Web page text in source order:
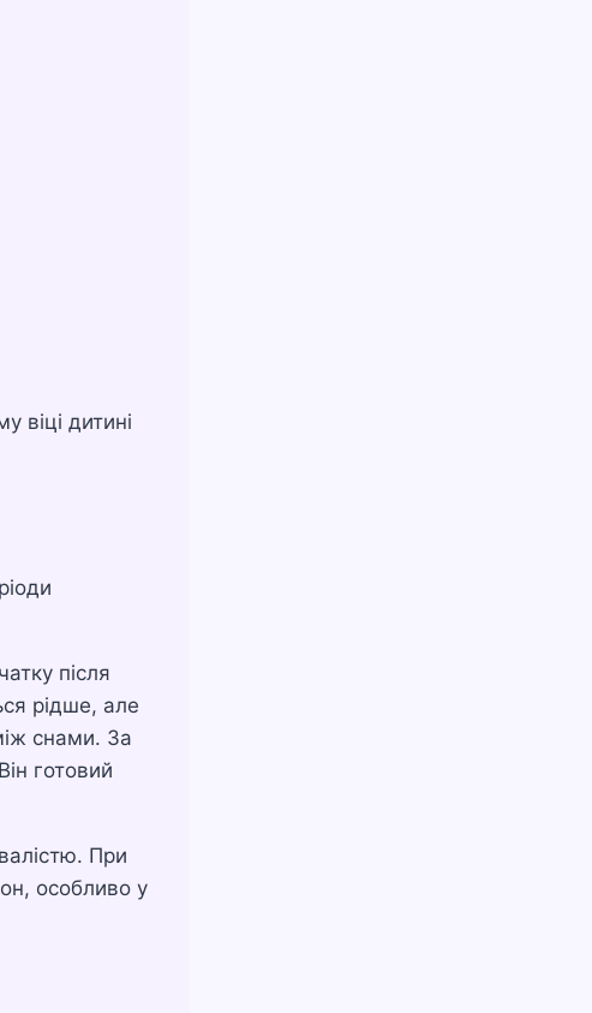
віці дитині
після
рідше, але
снами. За
готовий
При
особливо у